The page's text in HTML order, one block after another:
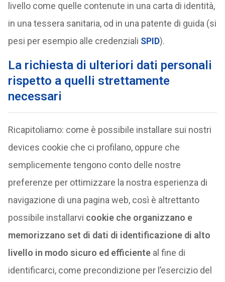
livello come quelle contenute in una carta di identità,
in una tessera sanitaria, od in una patente di guida (si
pesi per esempio alle credenziali SPID).
La richiesta di ulteriori dati personali
rispetto a quelli strettamente
necessari
Ricapitoliamo: come è possibile installare sui nostri
devices cookie che ci profilano, oppure che
semplicemente tengono conto delle nostre
preferenze per ottimizzare la nostra esperienza di
navigazione di una pagina web, così è altrettanto
possibile installarvi cookie che organizzano e
memorizzano set di dati di identificazione di alto
livello in modo sicuro ed efficienteal fine di
identificarci, come precondizione per l’esercizio del